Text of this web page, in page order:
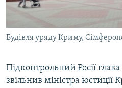
ВІДЕОУРОКИ «ELIFBE»
УКРАЇНСЬКА ПРОБЛЕМА КРИМУ
Русский
Qırımtatar
Будівля уряду Криму,
Підконтрольний Росії
звільнив міністра юстиції